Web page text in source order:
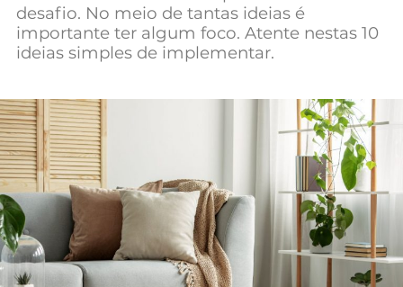
Negócios
Mundial 2026
desafio. No meio de tantas ideias é
importante ter algum foco. Atente nestas 10
ideias simples de implementar.